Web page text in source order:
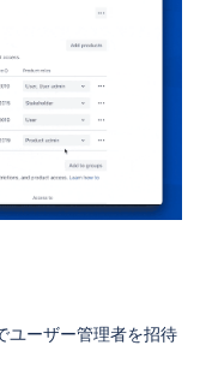
ユーザー管理者を招待